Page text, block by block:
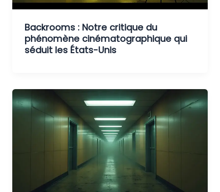
Backrooms : Notre critique du
phénomène cinématographique qui
séduit les États-Unis